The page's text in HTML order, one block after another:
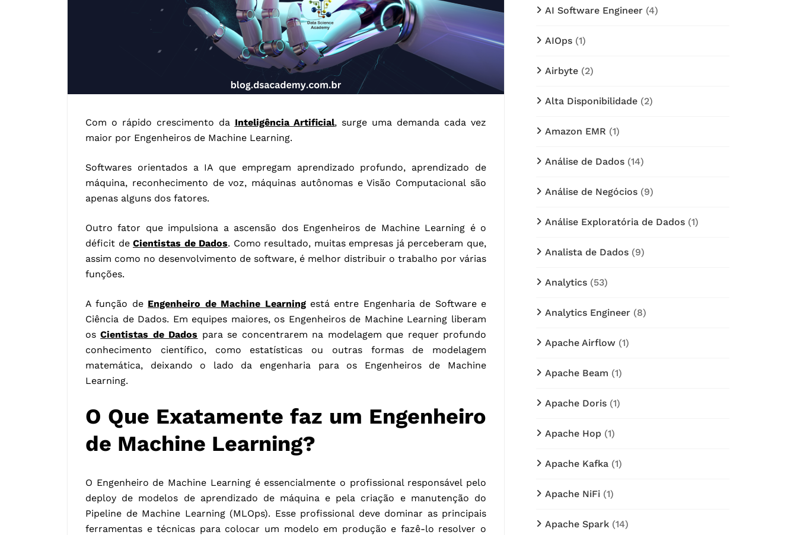
Com o rápido crescimento da Inteligência Artificial, surge uma demanda cada vez
maior por Engenheiros de Machine Learning.
Softwares orientados a IA que empregam aprendizado profundo, aprendizado de
máquina, reconhecimento de voz, máquinas autônomas e Visão Computacional são
apenas alguns dos fatores.
Outro fator que impulsiona a ascensão dos Engenheiros de Machine Learning é o
déficit deCientistas de Dados. Como resultado, muitas empresas já perceberam que,
assim como no desenvolvimento de software, é melhor distribuir o trabalho por várias
funções.
A função de Engenheiro de Machine Learningestá entre Engenharia de Software e
Ciência de Dados. Em equipes maiores, os Engenheiros de Machine Learning liberam
osCientistas de Dados para se concentrarem na modelagem que requer profundo
conhecimento científico, como estatísticas ou outras formas de modelagem
matemática, deixando o lado da engenharia para os Engenheiros de Machine
Learning.
O Que Exatamente faz um Engenheiro
de Machine Learning?
O Engenheiro de Machine Learning é essencialmente o profissional responsável pelo
deploy de modelos de aprendizado de máquina e pela criação e manutenção do
Pipeline de Machine Learning (MLOps). Esse profissional deve dominar as principais
ferramentas e técnicas para colocar um modelo em produção e fazê-lo resolver o
AI Software Engineer (4)
AIOps (1)
Airbyte (2)
Alta Disponibilidade (2)
Amazon EMR (1)
Análise de Dados (14)
Análise de Negócios (9)
Análise Exploratória de Dados (1)
Analista de Dados (9)
Analytics (53)
Analytics Engineer (8)
Apache Airflow (1)
Apache Beam (1)
Apache Doris (1)
Apache Hop (1)
Apache Kafka (1)
Apache NiFi (1)
Apache Spark (14)